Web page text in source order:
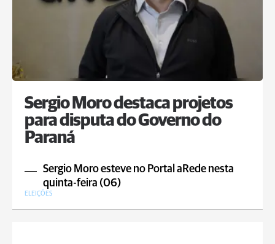
Sergio Moro destaca projetos
para disputa do Governo do
Paraná
Sergio Moro esteve no Portal aRede nesta
quinta-feira (06)
ELEIÇÕES